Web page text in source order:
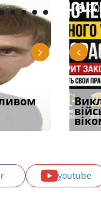
2026-08-
Чоловік
позика
фраза «на
2026-
с
на
youtube